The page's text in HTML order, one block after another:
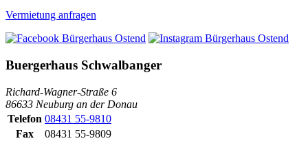
Vermietung anfragen
Buergerhaus Schwalbanger
Richard-Wagner-Straße 6
86633 Neuburg an der Donau
Telefon 08431 55-9810
Fax
08431 55-9809